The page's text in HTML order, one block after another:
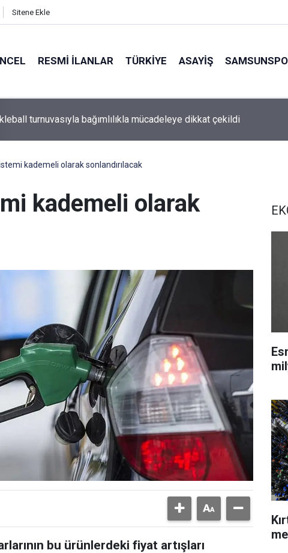
Sitene Ekle
RESMI İLANLAR TÜRKİYE ASAYİŞ
turnuvasıyla bağımlılıkla mücadeleye dikkat çekildi
kademeli olarak sonlandırılacak
kademeli olarak
bu ürünlerdeki fiyat artışları